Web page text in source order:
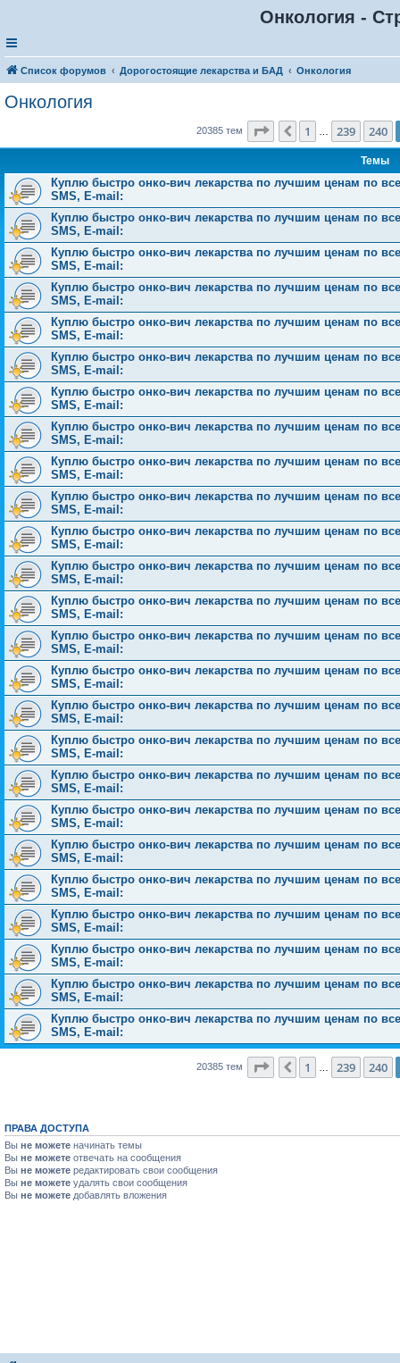
Онкология -
Список форумов Дорогостоящие лекарства и БАД Онкология
Онкология
20385 тем Страница 241из 816
Пред.
1 239 240
Темы
Куплю быстро онко-вич лекарства по лучшим ценам по
SMS, E-mail:
Куплю быстро онко-вич лекарства по лучшим ценам по
SMS, E-mail:
Куплю быстро онко-вич лекарства по лучшим ценам по
SMS, E-mail:
Куплю быстро онко-вич лекарства по лучшим ценам по
SMS, E-mail:
Куплю быстро онко-вич лекарства по лучшим ценам по
SMS, E-mail:
Куплю быстро онко-вич лекарства по лучшим ценам по
SMS, E-mail:
Куплю быстро онко-вич лекарства по лучшим ценам по
SMS, E-mail:
Куплю быстро онко-вич лекарства по лучшим ценам по
SMS, E-mail:
Куплю быстро онко-вич лекарства по лучшим ценам по
SMS, E-mail:
Куплю быстро онко-вич лекарства по лучшим ценам по
SMS, E-mail:
Куплю быстро онко-вич лекарства по лучшим ценам по
SMS, E-mail:
Куплю быстро онко-вич лекарства по лучшим ценам по
SMS, E-mail:
Куплю быстро онко-вич лекарства по лучшим ценам по
SMS, E-mail:
Куплю быстро онко-вич лекарства по лучшим ценам по
SMS, E-mail:
Куплю быстро онко-вич лекарства по лучшим ценам по
SMS, E-mail:
Куплю быстро онко-вич лекарства по лучшим ценам по
SMS, E-mail:
Куплю быстро онко-вич лекарства по лучшим ценам по
SMS, E-mail:
Куплю быстро онко-вич лекарства по лучшим ценам по
SMS, E-mail:
Куплю быстро онко-вич лекарства по лучшим ценам по
SMS, E-mail:
Куплю быстро онко-вич лекарства по лучшим ценам по
SMS, E-mail:
Куплю быстро онко-вич лекарства по лучшим ценам по
SMS, E-mail:
Куплю быстро онко-вич лекарства по лучшим ценам по
SMS, E-mail:
Куплю быстро онко-вич лекарства по лучшим ценам по
SMS, E-mail:
Куплю быстро онко-вич лекарства по лучшим ценам по
SMS, E-mail:
Куплю быстро онко-вич лекарства по лучшим ценам по
SMS, E-mail:
20385 тем Страница 241из 816
Пред.
1 239 240
ПРАВА ДОСТУПА
Вы не можете начинать темы
Вы не можете отвечать на сообщения
Вы не можете редактировать свои сообщения
Вы не можете удалять свои сообщения
Вы не можете добавлять вложения